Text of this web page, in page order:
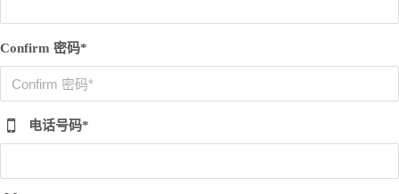
Confirm 密码*
电话号码*